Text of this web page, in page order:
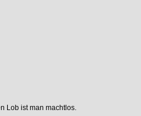
Lob ist man machtlos.